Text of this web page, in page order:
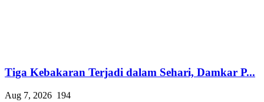
Tiga Kebakaran Terjadi dalam Sehari, Damkar P...
Aug 7, 2026 194